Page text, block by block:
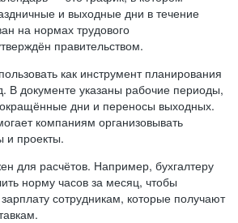
и выходные дни в течение
на нормах трудового
правительством.
как инструмент планирования
В документе указаны рабочие периоды,
дни и переносы выходных.
компаниям организовывать
и проекты.
для расчётов. Например, бухгалтеру
норму часов за месяц, чтобы
сотрудникам, которые получают